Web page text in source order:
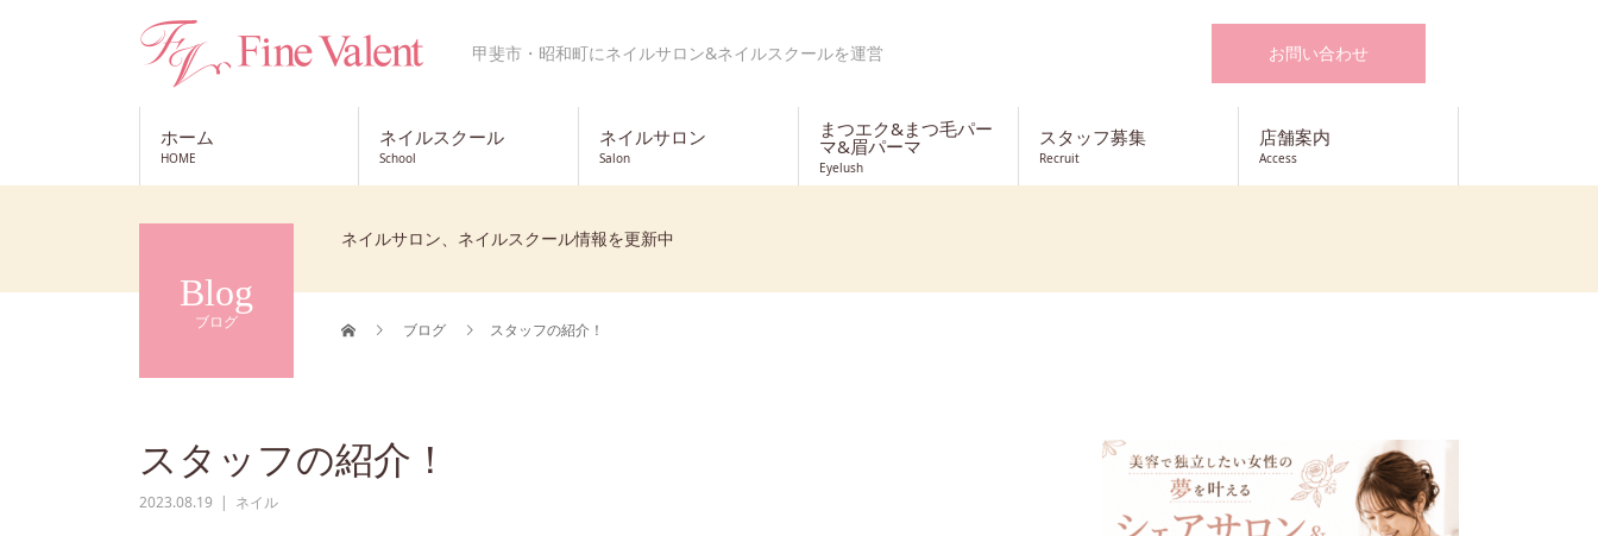
甲斐市・昭和町にネイルサロン&ネイルスクールを運営 お問い合わせ
ホーム
HOME
ネイルスクール
School
ネイルサロン
Salon
まつエク&まつ毛パー
マ&眉パーマ
Eyelush
スタッフ募集
Recruit
店舗案内
Access
Blog
ブログ
ネイルサロン、ネイルスクール情報を更新中
ブログ スタッフの紹介！
スタッフの紹介！
2023.08.19 ネイル